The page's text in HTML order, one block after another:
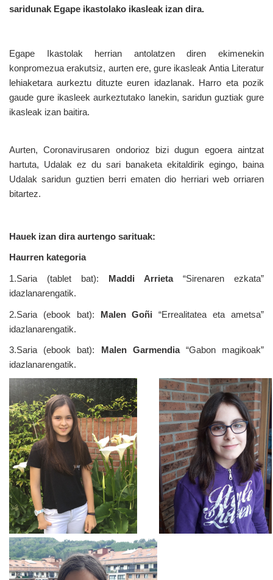
saridunak Egape ikastolako ikasleak izan dira.
Egape Ikastolak herrian antolatzen diren ekimenekin
konpromezua erakutsiz, aurten ere, gure ikasleak Antia Literatur
lehiaketara aurkeztu dituzte euren idazlanak. Harro eta pozik
gaude gure ikasleek aurkeztutako lanekin, saridun guztiak gure
ikasleak izan baitira.
Aurten, Coronavirusaren ondorioz bizi dugun egoera aintzat
hartuta, Udalak ez du sari banaketa ekitaldirik egingo, baina
Udalak saridun guztien berri ematen dio herriari web orriaren
bitartez.
Hauek izan dira aurtengo sarituak:
Haurren kategoria
1.Saria (tablet bat): Maddi Arrieta “Sirenaren ezkata”
idazlanarengatik.
2.Saria (ebook bat): Malen Goñi “Errealitatea eta ametsa”
idazlanarengatik.
3.Saria (ebook bat): Malen Garmendia “Gabon magikoak”
idazlanarengatik.